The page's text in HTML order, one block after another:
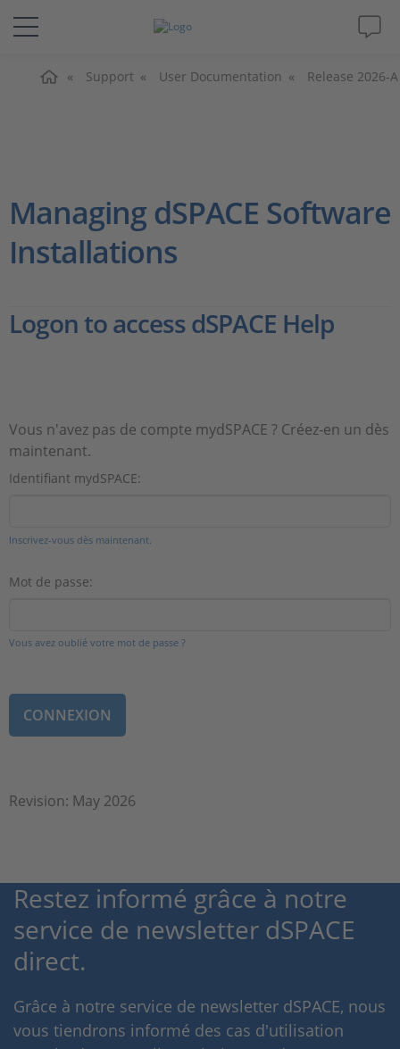
Solutions & Produits
Support User Documentation Release 2026-A
Managing dSPACE Software
Installations
Logon to access dSPACE Help
Vous n'avez pas de compte mydSPACE ? Créez-en un dès
maintenant.
Identifiant mydSPACE:
Inscrivez-vous dès maintenant.
Mot de passe:
Vous avez oublié votre mot de passe ?
Revision: May 2026
Restez informé grâce à notre
service de newsletter dSPACE
direct.
Grâce à notre service de newsletter dSPACE, nous
vous tiendrons informé des cas d'utilisation